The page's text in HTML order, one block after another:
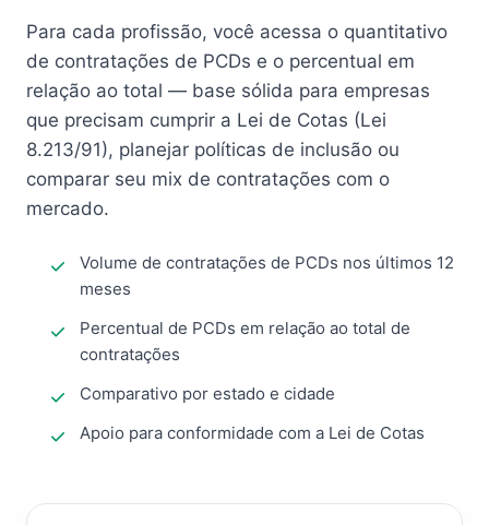
Para cada profissão, você acessa o quantitativo
de contratações de PCDs e o percentual em
relação ao total — base sólida para empresas
que precisam cumprir a Lei de Cotas (Lei
8.213/91), planejar políticas de inclusão ou
comparar seu mix de contratações com o
mercado.
Volume de contratações de PCDs nos últimos 12
meses
Percentual de PCDs em relação ao total de
contratações
Comparativo por estado e cidade
Apoio para conformidade com a Lei de Cotas